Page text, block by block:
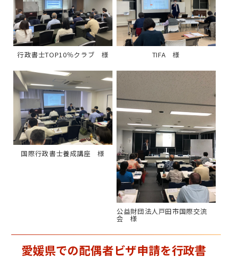
行政書士TOP10％クラブ 様 TIFA 様
国際行政書士養成講座 様
公益財団法人戸田市国際交流
会 様
愛媛県での配偶者ビザ申請を行政書